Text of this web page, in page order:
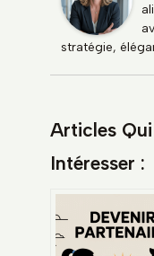
stratégie,
Articles
Intéresser :